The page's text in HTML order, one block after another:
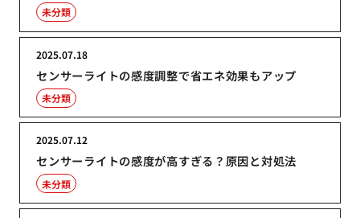
未分類
センサーライトの感度調整で省エネ効果もアップ
2025.07.18
未分類
センサーライトの感度が高すぎる？原因と対処法
2025.07.12
未分類